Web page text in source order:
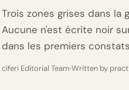
Trois zones grises dans la
Aucune n'est écrite noir
dans les premiers
ciferi Editorial Team Written by